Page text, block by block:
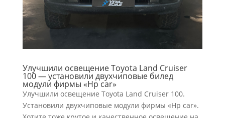
Улучшили освещение Toyota Land Cruiser
100 — установили двухчиповые билед
модули фирмы «Hp car»
Улучшили освещение Toyota Land Cruiser 100.
Установили двухчиповые модули фирмы «Hp car».